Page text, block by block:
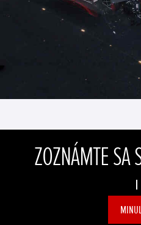
ZOZNÁMTE SA